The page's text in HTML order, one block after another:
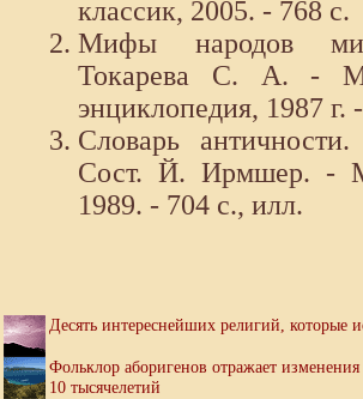
классик, 2005. - 768 с.
Мифы народов
Токарева С. А. -
энциклопедия, 1987 г.
Словарь
Сост. Й. Ирмшер. -
1989. - 704 с., илл.
Десять интереснейших религий, которые
Фольклор аборигенов отражает
10 тысячелетий